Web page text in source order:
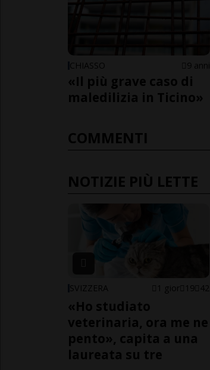
CHIASSO 9 anni
«Il più grave caso di
maledilizia in Ticino»
COMMENTI
NOTIZIE PIÙ LETTE
SVIZZERA 1 gior 19 42
«Ho studiato
veterinaria, ora me ne
pento», capita a una
laureata su tre